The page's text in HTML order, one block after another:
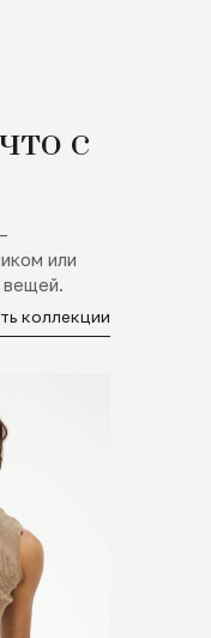
с
или
вещей.
коллекции